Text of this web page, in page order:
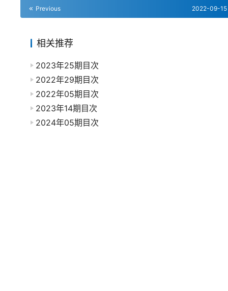
Previous 2022-09-15
相关推荐
2023年25期目次
2022年29期目次
2022年05期目次
2023年14期目次
2024年05期目次